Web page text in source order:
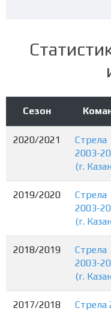
Сезон
2020/2021
Стрела
2003-
(г.
2019/2020
Стрела
2003-
(г.
2018/2019
Стрела
2003-
(г.
2017/2018
Стрела